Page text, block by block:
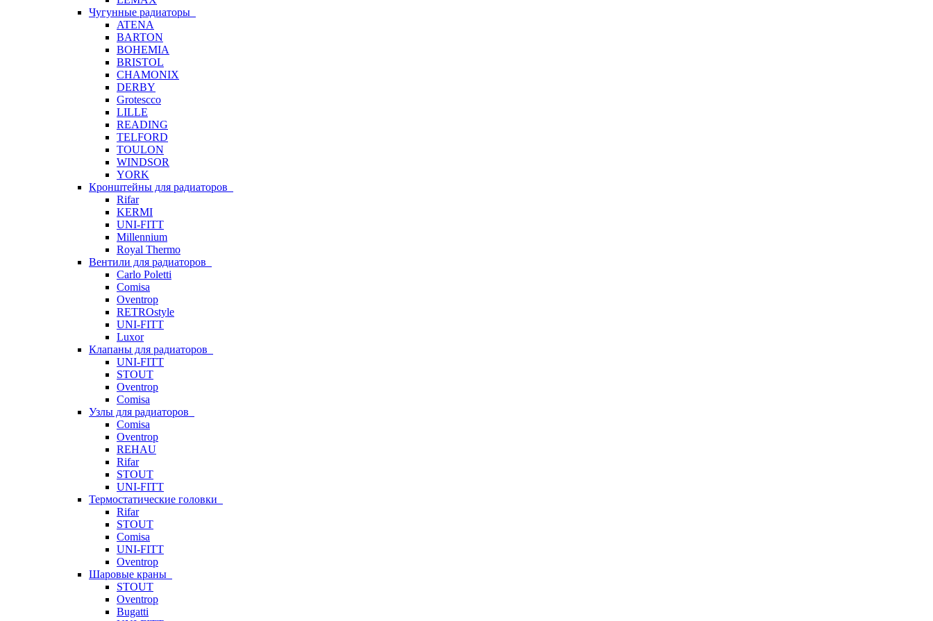
Чугунные радиаторы
ATENA
BARTON
BOHEMIA
BRISTOL
CHAMONIX
DERBY
Grotescco
LILLE
READING
TELFORD
TOULON
WINDSOR
YORK
Кронштейны для радиаторов
Rifar
KERMI
UNI-FITT
Millennium
Royal Thermo
Вентили для радиаторов
Carlo Poletti
Comisa
Oventrop
RETROstyle
UNI-FITT
Luxor
Клапаны для радиаторов
UNI-FITT
STOUT
Oventrop
Comisa
Узлы для радиаторов
Comisa
Oventrop
REHAU
Rifar
STOUT
UNI-FITT
Термостатические головки
Rifar
STOUT
Comisa
UNI-FITT
Oventrop
Шаровые краны
STOUT
Oventrop
Bugatti